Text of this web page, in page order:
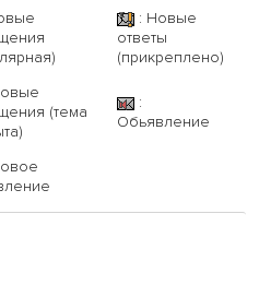
: Новые
ответы
(прикреплено)
(тема
:
Обьявление